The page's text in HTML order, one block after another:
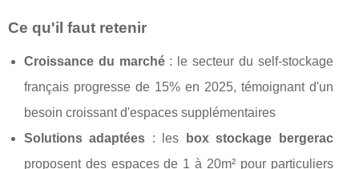
Ce qu'il faut retenir
Croissance du marché: le secteur du self-stockage
français progresse de 15% en 2025, témoignant d'un
besoin croissant d'espaces supplémentaires
Solutions adaptées : les
box stockage bergerac
proposent des espaces de 1 à 20m² pour particuliers